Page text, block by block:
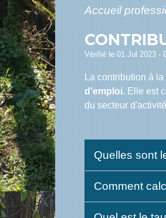
Accueil
Vérifié le 01 Jul 2023 -
La contribution à
d'emploi. Elle est
du secteur
Quelles sont
Comment